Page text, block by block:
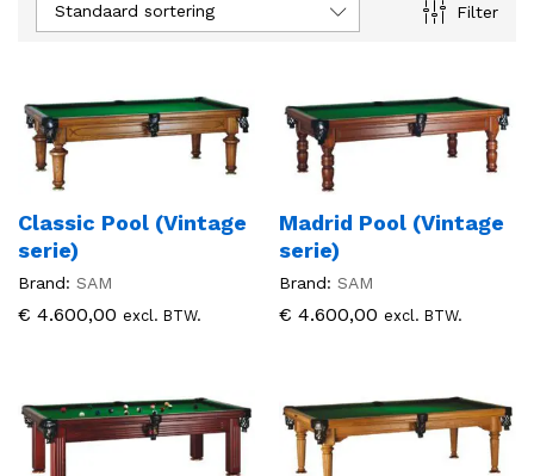
Filter
Standaard sortering
Classic Pool (Vintage
serie)
Brand: SAM
€ 4.600,00 excl. BTW.
Madrid Pool (Vintage
serie)
Brand: SAM
€ 4.600,00 excl. BTW.